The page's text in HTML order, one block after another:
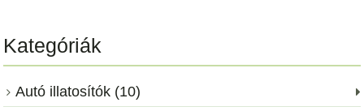
Kategóriák
Autó illatosítók (10)